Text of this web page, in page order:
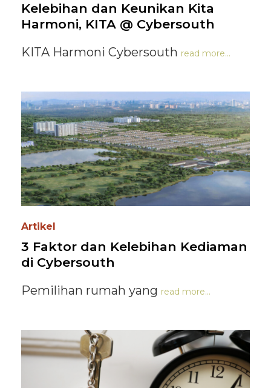
Kelebihan dan Keunikan Kita
Harmoni, KITA @ Cybersouth
KITA Harmoni Cybersouth read more...
Artikel
3 Faktor dan Kelebihan Kediaman
di Cybersouth
Pemilihan rumah yang read more...